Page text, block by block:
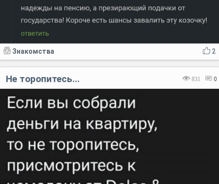
2
Знакомства
831 0
Не торопитесь...